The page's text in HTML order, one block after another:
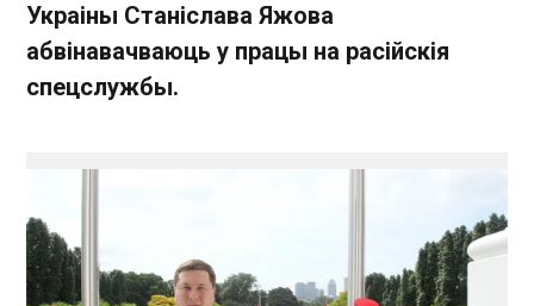
Украіны Станіслава Яжова
абвінавачваюць у працы на расійскія
спецслужбы.